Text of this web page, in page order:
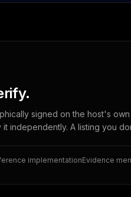
signed on the host's own
independently. A listing you
implementationEvidence